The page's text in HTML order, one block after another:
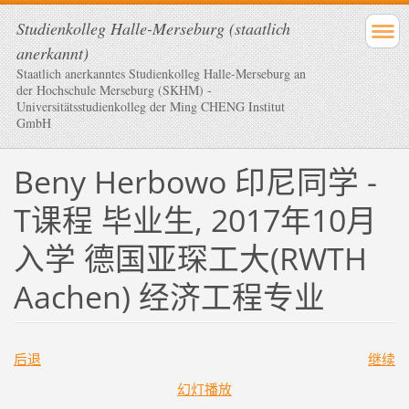
Studienkolleg Halle-Merseburg (staatlich
anerkannt)
Staatlich anerkanntes Studienkolleg Halle-Merseburg an
der Hochschule Merseburg (SKHM) -
Universitätsstudienkolleg der Ming CHENG Institut
GmbH
Beny Herbowo 印尼同学 -
T课程 毕业生, 2017年10月
入学 德国亚琛工大(RWTH
Aachen) 经济工程专业
后退
继续
幻灯播放